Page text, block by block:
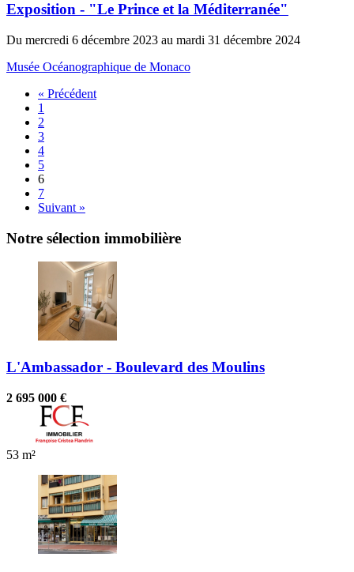
Exposition - "Le Prince et la Méditerranée"
Du mercredi 6 décembre 2023 au mardi 31 décembre 2024
Musée Océanographique de Monaco
« Précédent
1
2
3
4
5
6
7
Suivant »
Notre sélection immobilière
L'Ambassador - Boulevard des Moulins
2 695 000 €
53 m²